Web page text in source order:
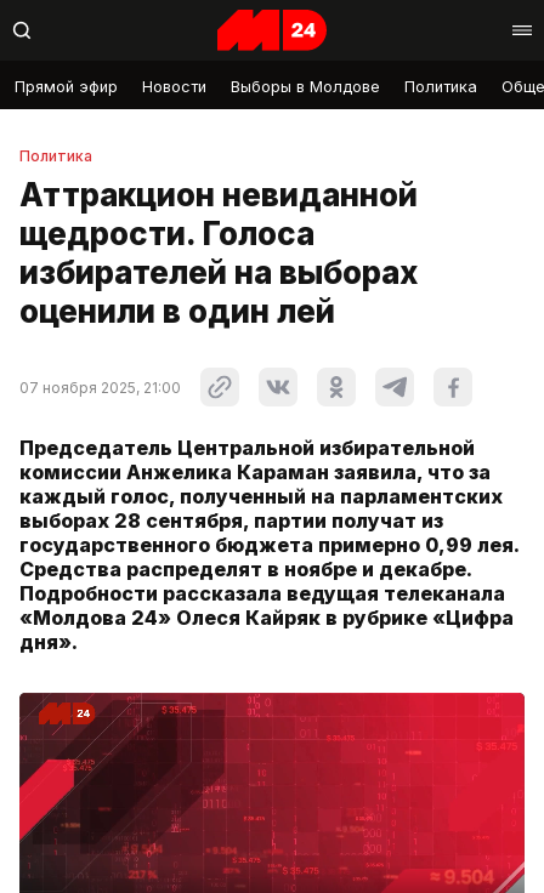
Прямой эфир Новости Выборы в Молдове Политика
Политика
Аттракцион невиданной
щедрости. Голоса
избирателей на выборах
оценили в один лей
07 ноября 2025, 21:00
Председатель Центральной избирательной
комиссии Анжелика Караман заявила, что за
каждый голос, полученный на парламентских
выборах 28 сентября, партии получат из
государственного бюджета примерно 0,99 лея.
Средства распределят в ноябре и декабре.
Подробности рассказала ведущая телеканала
«Молдова 24» Олеся Кайряк в рубрике «Цифра
дня».